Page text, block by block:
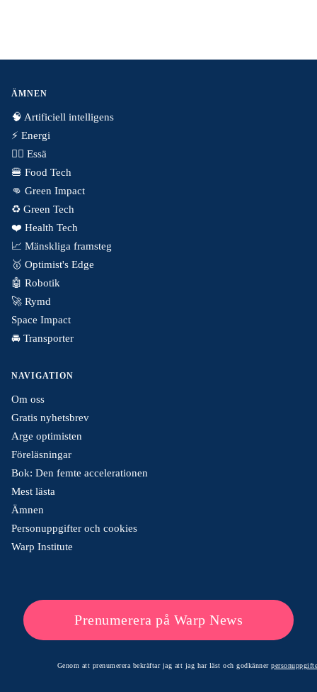
ÄMNEN
🧠 Artificiell intelligens
⚡️ Energi
✍🏼 Essä
🍔 Food Tech
👊 Green Impact
♻️ Green Tech
❤️ Health Tech
📈 Mänskliga framsteg
🥇 Optimist's Edge
🤖 Robotik
🚀 Rymd
Space Impact
🚘 Transporter
NAVIGATION
Om oss
Gratis nyhetsbrev
Arge optimisten
Föreläsningar
Bok: Den femte accelerationen
Mest lästa
Ämnen
Personuppgifter och cookies
Warp Institute
Prenumerera på Warp News
Genom att prenumerera bekräftar jag att jag har läst och godkänner